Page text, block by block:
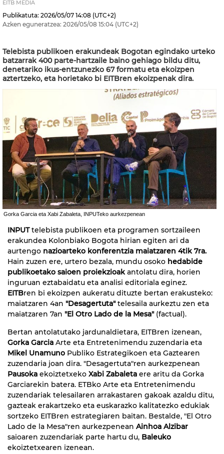
EITB MEDIA
Publikatuta: 2026/05/07 14:08 (UTC+2)
Azken eguneratzea: 2026/05/08 15:04 (UTC+2)
Telebista publikoen erakundeak Bogotan egindako urteko
batzarrak 400 parte-hartzaile baino gehiago bildu ditu,
denetariko ikus-entzunezko 67 formatu eta ekoizpen
aztertzeko, eta horietako bi EITBren ekoizpenak dira.
Gorka Garcia eta Xabi Zabaleta, INPUTeko aurkezpenean
INPUTtelebista publikoen eta programen sortzaileen
erakundea Kolonbiako Bogota hirian egiten ari da
aurtengo nazioarteko konferentzia maiatzaren 4tik 7ra.
Hain zuzen ere, urtero bezala, mundu osoko hedabide
publikoetako saioen proiekzioakantolatu dira, horien
inguruan eztabaidatu eta analisi editoriala eginez.
EITBren bi ekoizpen aukeratu dituzte bertan erakusteko:
maiatzaren 4an "Desagertuta"telesaila aurkeztu zen eta
maiatzaren 7an "El Otro Lado de la Mesa"(factual).
Bertan antolatutako jardunaldietara, EITBren izenean,
Gorka Garcia Arte eta Entretenimendu zuzendaria eta
Mikel Unamuno Publiko Estrategikoen eta Gaztearen
zuzendaria joan dira. "Desagertuta"ren aurkezpenean
Pausoka ekoiztetxeko Xabi Zabaleta ere aritu da Gorka
Garciarekin batera. ETBko Arte eta Entretenimendu
zuzendariak telesailaren arrakastaren gakoak azaldu ditu,
gazteak erakartzeko eta euskarazko kalitatezko edukiak
sortzeko EITBren estrategiaren baitan. Bestalde, "El Otro
Lado de la Mesa"ren aurkezpenean Ainhoa Alzibar
saioaren zuzendariak parte hartu du, Baleuko
ekoiztetxearen izenean.